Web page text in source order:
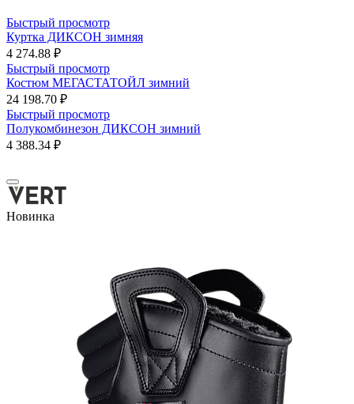
Быстрый просмотр
Куртка ДИКСОН зимняя
4 274.88 ₽
Быстрый просмотр
Костюм МЕГАСТАТОЙЛ зимний
24 198.70 ₽
Быстрый просмотр
Полукомбинезон ДИКСОН зимний
4 388.34 ₽
Новинка